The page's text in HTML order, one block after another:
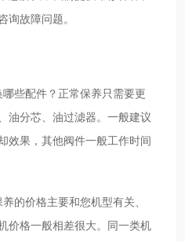
询故障问题。
些配件？正常保养只需要更
油分芯、油过滤器。一般建议
效果，其他阀件一般工作时间
的价格主要和您机型有关、
价格一般相差很大。同一类机